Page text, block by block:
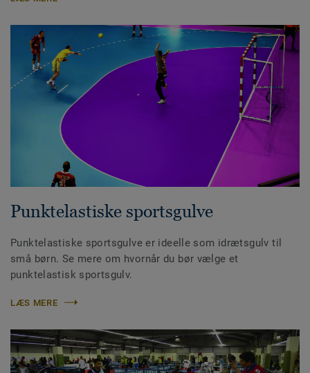
Punktelastiske sportsgulve
Punktelastiske sportsgulve er ideelle som idrætsgulv til
små børn. Se mere om hvornår du bør vælge et
punktelastisk sportsgulv.
LÆS MERE